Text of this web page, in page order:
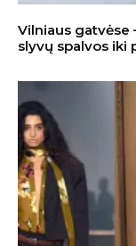
Vilniaus gatvėse
slyvų spalvos iki